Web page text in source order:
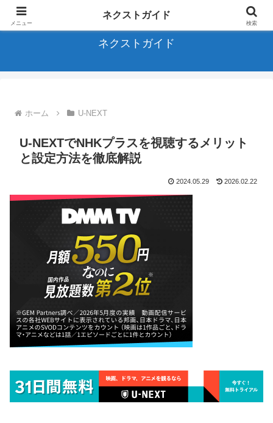
アニメ、バラエティ、ドラマに関する全てのサブスクを完全ガイド
ネクストガイド
ホーム U-NEXT
U-NEXTでNHKプラスを視聴するメリット
と設定方法を徹底解説
2024.05.29 2026.02.22
メニュー
ネクストガイド
検索